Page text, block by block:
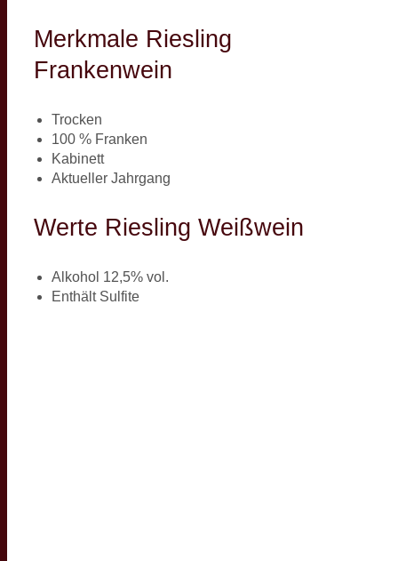
Merkmale Riesling
Frankenwein
Trocken
100 % Franken
Kabinett
Aktueller Jahrgang
Werte Riesling Weißwein
Alkohol 12,5% vol.
Enthält Sulfite